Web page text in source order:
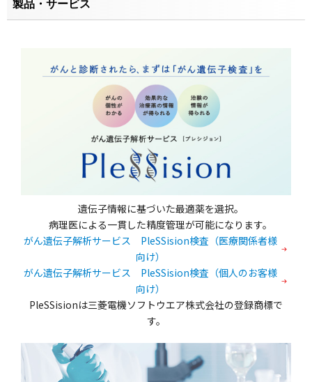
製品・サービス
遺伝子情報に基づいた最適薬を選択。
病理医による一貫した精度管理が可能になります。
がん遺伝子解析サービス PleSSision検査（医療関係者様
向け）
がん遺伝子解析サービス PleSSision検査（個人のお客様
向け）
PleSSisionは三菱電機ソフトウエア株式会社の登録商標で
す。